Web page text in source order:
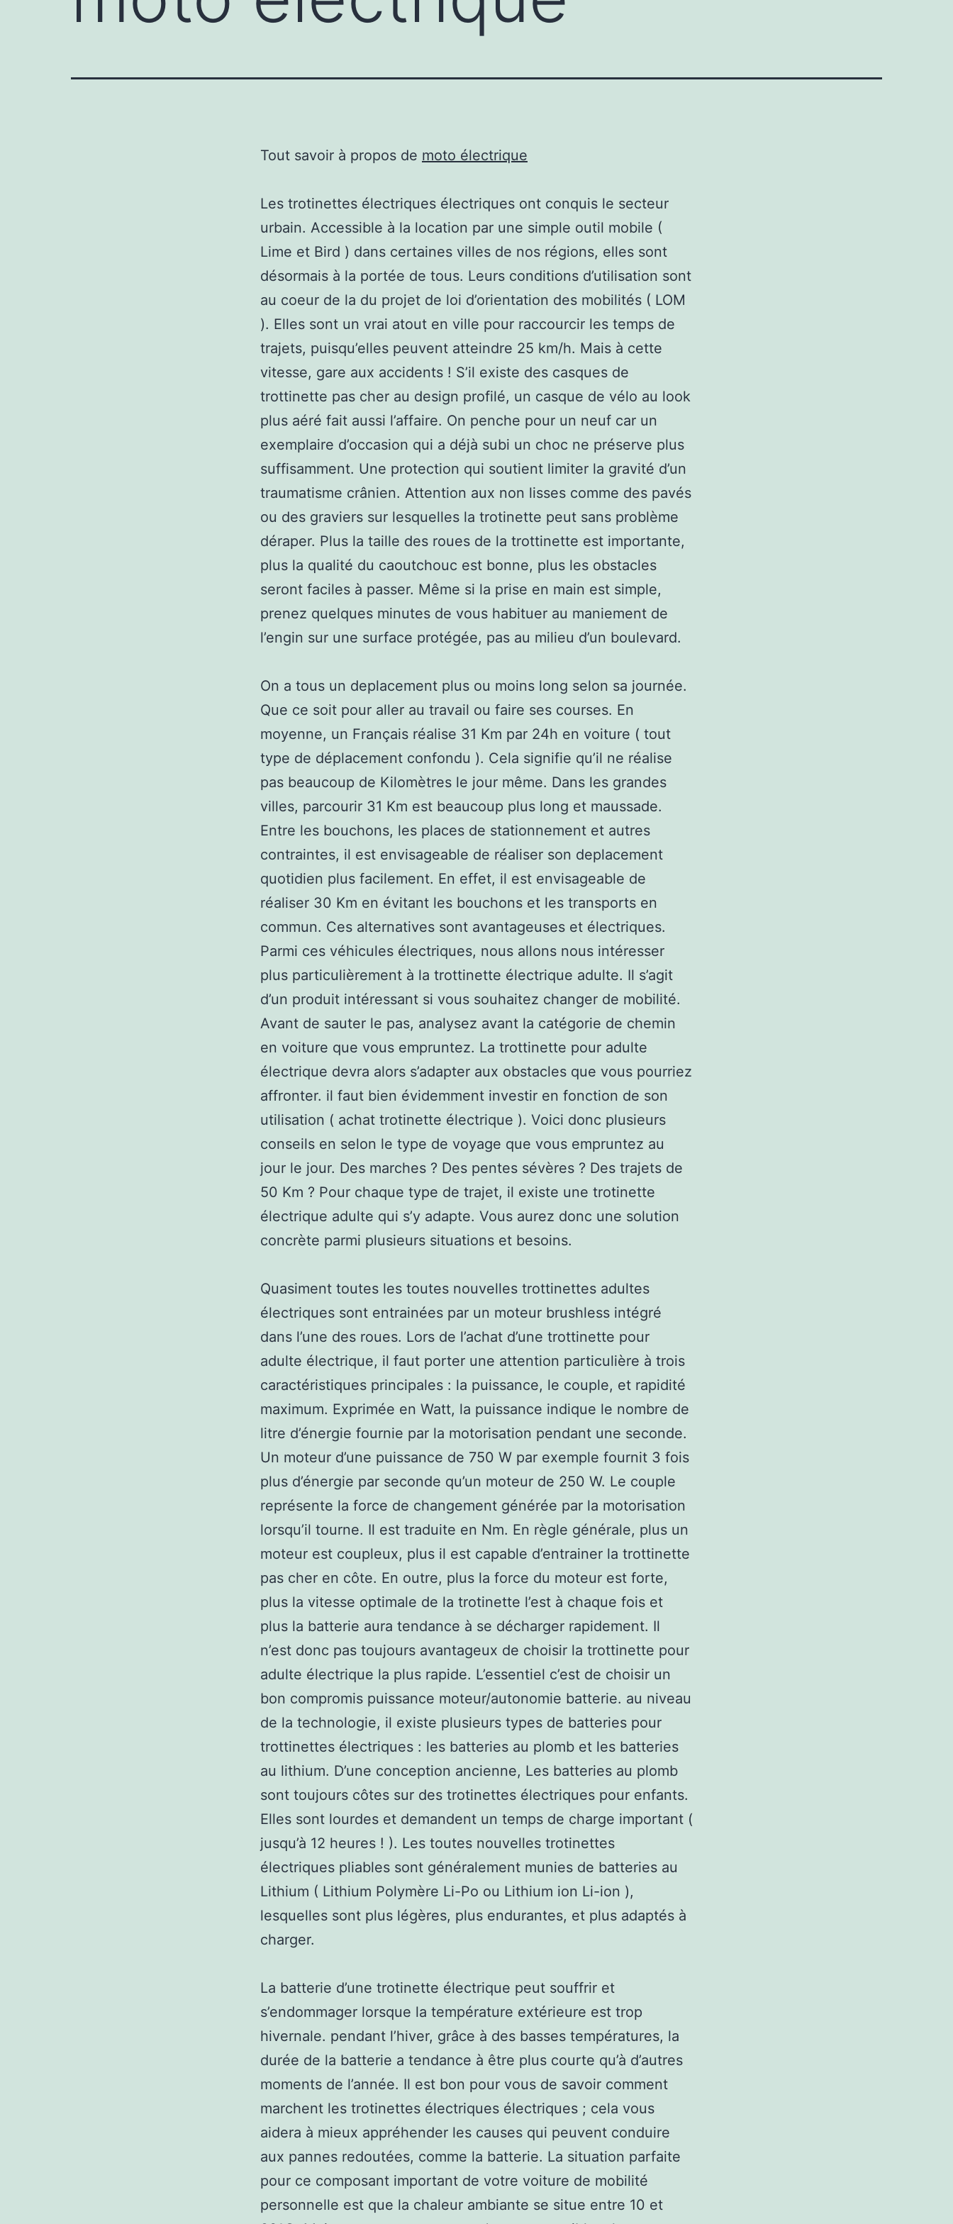
Tout savoir à propos de moto électrique
Les trotinettes électriques électriques ont conquis le secteur
urbain. Accessible à la location par une simple outil mobile (
Lime et Bird ) dans certaines villes de nos régions, elles sont
désormais à la portée de tous. Leurs conditions d’utilisation sont
au coeur de la du projet de loi d’orientation des mobilités ( LOM
). Elles sont un vrai atout en ville pour raccourcir les temps de
trajets, puisqu’elles peuvent atteindre 25 km/h. Mais à cette
vitesse, gare aux accidents ! S’il existe des casques de
trottinette pas cher au design profilé, un casque de vélo au look
plus aéré fait aussi l’affaire. On penche pour un neuf car un
exemplaire d’occasion qui a déjà subi un choc ne préserve plus
suffisamment. Une protection qui soutient limiter la gravité d’un
traumatisme crânien. Attention aux non lisses comme des pavés
ou des graviers sur lesquelles la trotinette peut sans problème
déraper. Plus la taille des roues de la trottinette est importante,
plus la qualité du caoutchouc est bonne, plus les obstacles
seront faciles à passer. Même si la prise en main est simple,
prenez quelques minutes de vous habituer au maniement de
l’engin sur une surface protégée, pas au milieu d’un boulevard.
On a tous un deplacement plus ou moins long selon sa journée.
Que ce soit pour aller au travail ou faire ses courses. En
moyenne, un Français réalise 31 Km par 24h en voiture ( tout
type de déplacement confondu ). Cela signifie qu’il ne réalise
pas beaucoup de Kilomètres le jour même. Dans les grandes
villes, parcourir 31 Km est beaucoup plus long et maussade.
Entre les bouchons, les places de stationnement et autres
contraintes, il est envisageable de réaliser son deplacement
quotidien plus facilement. En effet, il est envisageable de
réaliser 30 Km en évitant les bouchons et les transports en
commun. Ces alternatives sont avantageuses et électriques.
Parmi ces véhicules électriques, nous allons nous intéresser
plus particulièrement à la trottinette électrique adulte. Il s’agit
d’un produit intéressant si vous souhaitez changer de mobilité.
Avant de sauter le pas, analysez avant la catégorie de chemin
en voiture que vous empruntez. La trottinette pour adulte
électrique devra alors s’adapter aux obstacles que vous pourriez
affronter. il faut bien évidemment investir en fonction de son
utilisation ( achat trotinette électrique ). Voici donc plusieurs
conseils en selon le type de voyage que vous empruntez au
jour le jour. Des marches ? Des pentes sévères ? Des trajets de
50 Km ? Pour chaque type de trajet, il existe une trotinette
électrique adulte qui s’y adapte. Vous aurez donc une solution
concrète parmi plusieurs situations et besoins.
Quasiment toutes les toutes nouvelles trottinettes adultes
électriques sont entrainées par un moteur brushless intégré
dans l’une des roues. Lors de l’achat d’une trottinette pour
adulte électrique, il faut porter une attention particulière à trois
caractéristiques principales : la puissance, le couple, et rapidité
maximum. Exprimée en Watt, la puissance indique le nombre de
litre d’énergie fournie par la motorisation pendant une seconde.
Un moteur d’une puissance de 750 W par exemple fournit 3 fois
plus d’énergie par seconde qu’un moteur de 250 W. Le couple
représente la force de changement générée par la motorisation
lorsqu’il tourne. Il est traduite en Nm. En règle générale, plus un
moteur est coupleux, plus il est capable d’entrainer la trottinette
pas cher en côte. En outre, plus la force du moteur est forte,
plus la vitesse optimale de la trotinette l’est à chaque fois et
plus la batterie aura tendance à se décharger rapidement. Il
n’est donc pas toujours avantageux de choisir la trottinette pour
adulte électrique la plus rapide. L’essentiel c’est de choisir un
bon compromis puissance moteur/autonomie batterie. au niveau
de la technologie, il existe plusieurs types de batteries pour
trottinettes électriques : les batteries au plomb et les batteries
au lithium. D’une conception ancienne, Les batteries au plomb
sont toujours côtes sur des trotinettes électriques pour enfants.
Elles sont lourdes et demandent un temps de charge important (
jusqu’à 12 heures ! ). Les toutes nouvelles trotinettes
électriques pliables sont généralement munies de batteries au
Lithium ( Lithium Polymère Li-Po ou Lithium ion Li-ion ),
lesquelles sont plus légères, plus endurantes, et plus adaptés à
charger.
La batterie d’une trotinette électrique peut souffrir et
s’endommager lorsque la température extérieure est trop
hivernale. pendant l’hiver, grâce à des basses températures, la
durée de la batterie a tendance à être plus courte qu’à d’autres
moments de l’année. Il est bon pour vous de savoir comment
marchent les trotinettes électriques électriques ; cela vous
aidera à mieux appréhender les causes qui peuvent conduire
aux pannes redoutées, comme la batterie. La situation parfaite
pour ce composant important de votre voiture de mobilité
personnelle est que la chaleur ambiante se situe entre 10 et